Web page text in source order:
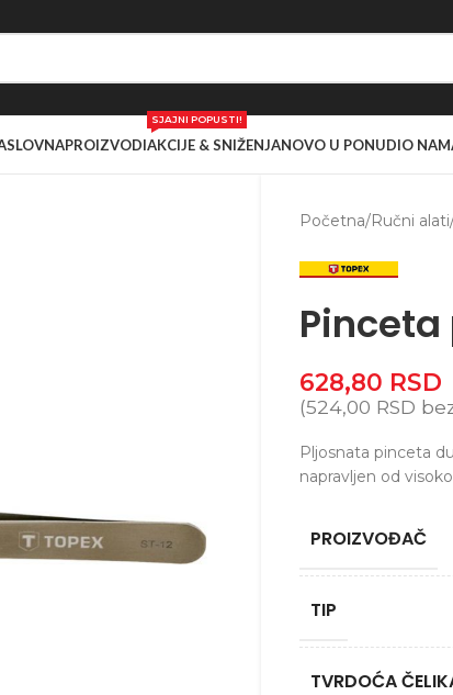
PROIZVODIAKCIJE & SNIŽENJA
SJAJNI POPUSTI!
NOVO U PONUDIO
Početna/Ručni alati
Pinceta
628,80 RSD
(524,00 RSD
Pljosnata pinceta
napravljen od
PROIZVOĐAČ
TIP
TVRDOĆA